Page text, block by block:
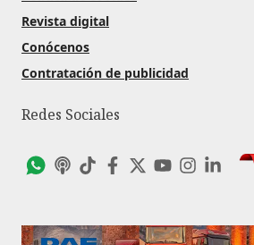
Revista digital
Conócenos
Contratación de publicidad
Redes Sociales